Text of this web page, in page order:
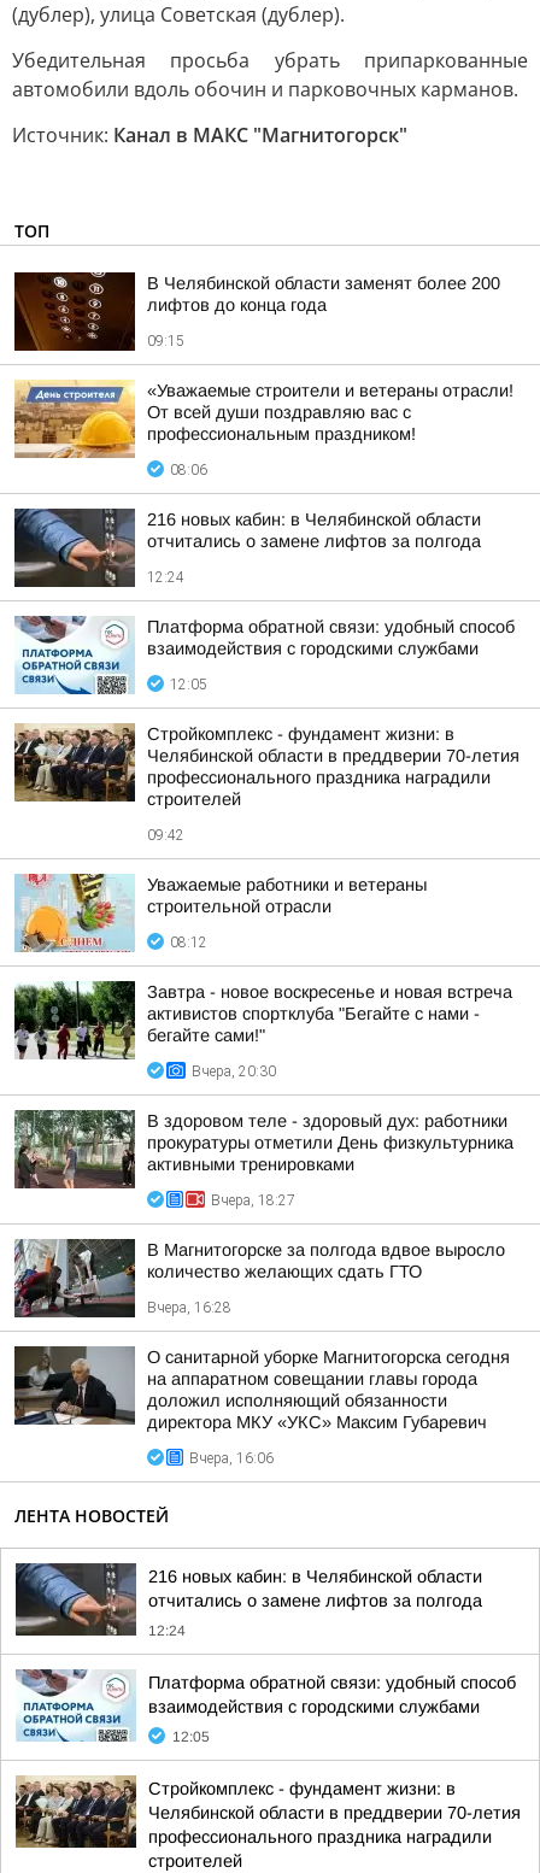
(дублер), улица Советская (дублер).
Убедительная просьба убрать припаркованные
автомобили вдоль обочин и парковочных карманов.
Источник: Канал в МАКС "Магнитогорск"
ТОП
В Челябинской области заменят более 200
лифтов до конца года
09:15
«Уважаемые строители и ветераны отрасли!
От всей души поздравляю вас с
профессиональным праздником!
08:06
216 новых кабин: в Челябинской области
отчитались о замене лифтов за полгода
12:24
Платформа обратной связи: удобный способ
взаимодействия с городскими службами
12:05
Стройкомплекс - фундамент жизни: в
Челябинской области в преддверии 70-летия
профессионального праздника наградили
строителей
09:42
Уважаемые работники и ветераны
строительной отрасли
08:12
Завтра - новое воскресенье и новая встреча
активистов спортклуба "Бегайте с нами -
бегайте сами!"
Вчера, 20:30
В здоровом теле - здоровый дух: работники
прокуратуры отметили День физкультурника
активными тренировками
Вчера, 18:27
В Магнитогорске за полгода вдвое выросло
количество желающих сдать ГТО
Вчера, 16:28
О санитарной уборке Магнитогорска сегодня
на аппаратном совещании главы города
доложил исполняющий обязанности
директора МКУ «УКС» Максим Губаревич
Вчера, 16:06
ЛЕНТА НОВОСТЕЙ
216 новых кабин: в Челябинской области
отчитались о замене лифтов за полгода
12:24
Платформа обратной связи: удобный способ
взаимодействия с городскими службами
12:05
Стройкомплекс - фундамент жизни: в
Челябинской области в преддверии 70-летия
профессионального праздника наградили
строителей